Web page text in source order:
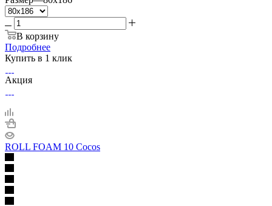
В корзину
Подробнее
Купить в 1 клик
Акция
ROLL FOAM 10 Cocos